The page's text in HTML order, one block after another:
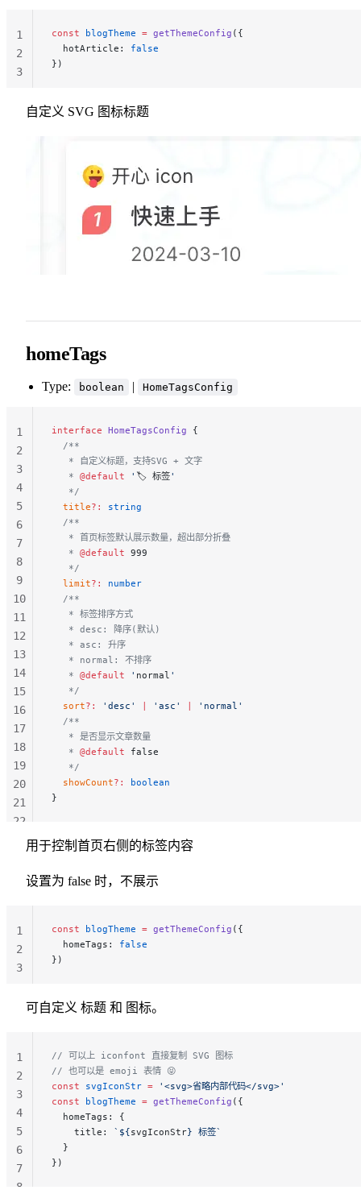
const blogTheme = getThemeConfig ({
  hotArticle:
false
})
1
2
3
自定义 SVG 图标标题
homeTags
Type: boolean | HomeTagsConfig
interface HomeTagsConfig {
  /**
   * 自定义标题，支持SVG + 文字
   *
@default ' 🏷 标签'
   */
  title
?:
string
  /**
   * 首页标签默认展示数量，超出部分折叠
   *
@default 999
   */
  limit
?:
number
  /**
   * 标签排序方式
   * desc: 降序(默认)
   * asc: 升序
   * normal: 不排序
   *
@default ' normal '
   */
  sort
?: 'desc' | 'asc' |
'normal'
  /**
   * 是否显示文章数量
   *
@default false
   */
  showCount
?:
boolean
}
1
2
3
4
5
6
7
8
9
10
11
12
13
14
15
16
17
18
19
20
21
22
用于控制首页右侧的标签内容
设置为 false 时，不展示
const blogTheme = getThemeConfig ({
  homeTags:
false
})
1
2
3
可自定义 标题 和 图标。
// 可以上 iconfont 直接复制 SVG 图标
// 也可以是 emoji 表情 😝
const svgIconStr = '<svg>省略内部代码</svg>'
const blogTheme = getThemeConfig ({
  homeTags: {
    title:
`${svgIconStr} 标签`
  }
})
1
2
3
4
5
6
7
8